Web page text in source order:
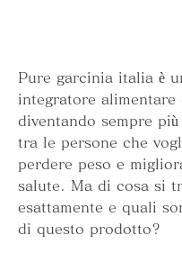
Pure garcinia italia è
integratore alimentare
diventando sempre
tra le persone che
perdere peso e
salute. Ma di cosa si
esattamente e quali
di questo prodotto?